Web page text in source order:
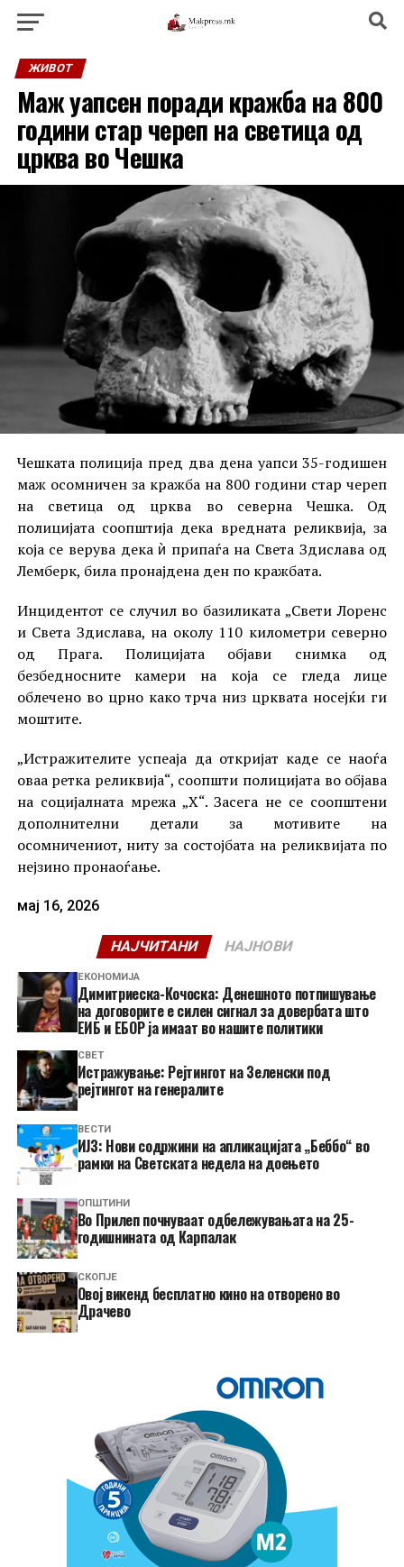
ЖИВОТ
Маж уапсен поради кражба на 800
години стар череп на светица од
црква во Чешка
Чешката полиција пред два дена уапси 35-годишен
маж осомничен за кражба на 800 години стар череп
на светица од црква во северна Чешка. Од
полицијата соопштија дека вредната реликвија, за
која се верува дека ѝ припаѓа на Света Здислава од
Лемберк, била пронајдена ден по кражбата.
Инцидентот се случил во базиликата „Свети Лоренс
и Света Здислава, на околу 110 километри северно
од Прага. Полицијата објави снимка од
безбедносните камери на која се гледа лице
облечено во црно како трча низ црквата носејќи ги
моштите.
„Истражителите успеаја да откријат каде се наоѓа
оваа ретка реликвија“, соопшти полицијата во објава
на социјалната мрежа „X“. Засега не се соопштени
дополнителни детали за мотивите на
осомничениот, ниту за состојбата на реликвијата по
нејзино пронаоѓање.
мај 16, 2026
НАЈЧИТАНИ НАЈНОВИ
ЕКОНОМИЈА
Димитриеска-Кочоска: Денешното потпишување
на договорите е силен сигнал за довербата што
ЕИБ и ЕБОР ја имаат во нашите политики
СВЕТ
Истражување: Рејтингот на Зеленски под
рејтингот на генералите
ВЕСТИ
ИЈЗ: Нови содржини на апликацијата „Беббо“ во
рамки на Светската недела на доењето
ОПШТИНИ
Во Прилеп почнуваат одбележувањата на 25-
годишнината од Карпалак
СКОПЈЕ
​Овој викенд бесплатно кино на отворено во
Драчево